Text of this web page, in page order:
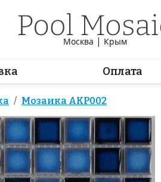
Москва | Крым
Оплата
Мозаика AKP002